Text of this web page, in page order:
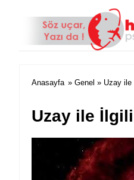
Anasayfa » Genel » Uzay ile
Uzay ile